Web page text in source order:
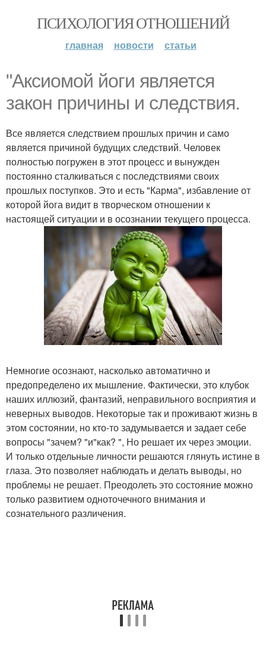
ПСИХОЛОГИЯ ОТНОШЕНИЙ
главная новости статьи
"Аксиомой йоги является
закон причины и следствия.
Все является следствием прошлых причин и само
является причиной будущих следствий. Человек
полностью погружен в этот процесс и вынужден
постоянно сталкиваться с последствиями своих
прошлых поступков. Это и есть "Карма", избавление от
которой йога видит в творческом отношении к
настоящей ситуации и в осознании текущего процесса.
Немногие осознают, насколько автоматично и
предопределено их мышление. Фактически, это клубок
наших иллюзий, фантазий, неправильного восприятия и
неверных выводов. Некоторые так и проживают жизнь в
этом состоянии, но кто-то задумывается и задает себе
вопросы "зачем? "и"как? ", Но решает их через эмоции.
И только отдельные личности решаются глянуть истине в
глаза. Это позволяет наблюдать и делать выводы, но
проблемы не решает. Преодолеть это состояние можно
только развитием одноточечного внимания и
сознательного различения.